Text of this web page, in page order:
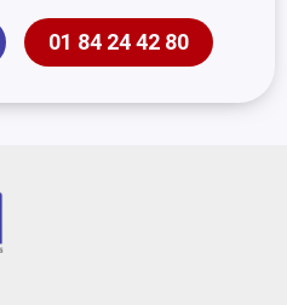
01 84 24 42 80